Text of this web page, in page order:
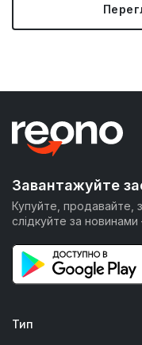
Завантажуйте
Купуйте, продавайте,
слідкуйте за
Тип